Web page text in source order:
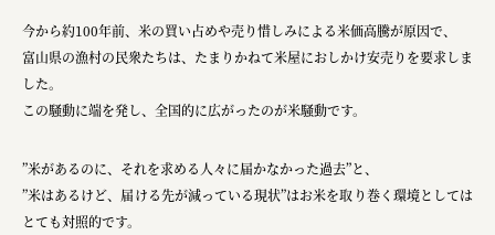
株式会社 マツバラ
株式会社東果堂
株式会社 中日ステンドアート
DEAR FRIEND'S
今から約100年前、米の買い占めや売り惜しみによる米価高騰が原因で、
富山県の漁村の民衆たちは、たまりかねて米屋におしかけ安売りを要求しま
した。
この騒動に端を発し、全国的に広がったのが米騒動です。
”米があるのに、それを求める人々に届かなかった過去”と、
”米はあるけど、届ける先が減っている現状”はお米を取り巻く環境としては
とても対照的です。